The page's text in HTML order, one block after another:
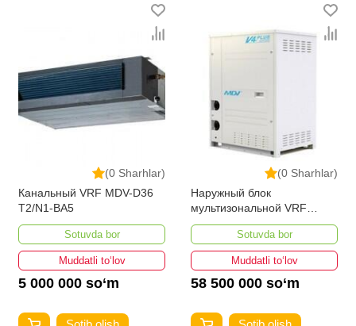
(0 Sharhlar)
Канальный VRF MDV-D36
T2/N1-BA5
Sotuvda bor
Muddatli to‘lov
5 000 000 so‘m
(0 Sharhlar)
Наружный блок
мультизональной VRF
системы MDV MDVS-
335W/DRN1Sotuvda bor
Muddatli to‘lov
58 500 000 so‘m